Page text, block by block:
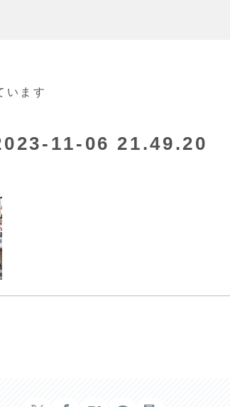
います
11-06 21.49.20